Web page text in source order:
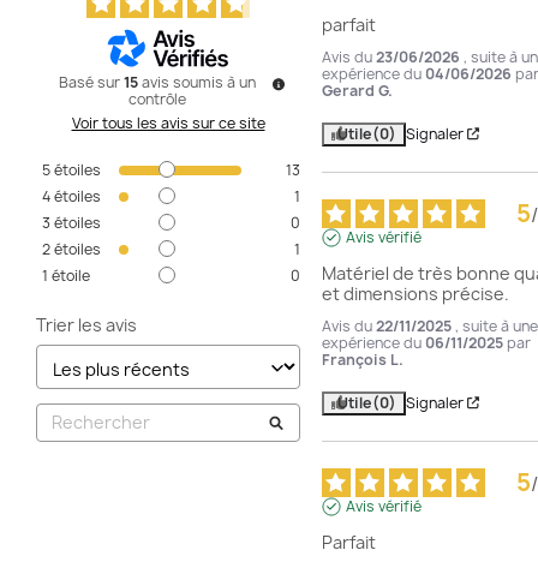
Basé sur15avis soumis à un
contrôle
Voir tous les avis sur ce site
5étoiles
13
4étoiles
1
3 étoiles
0
2étoiles
1
1 étoile 0
Trier les avis
parfait
Avis du23/06/2026 , suite à
expérience du 04/06/2026 par
Gerard G.
Utile(0) Signaler
5/
Avis vérifié
Matériel de très bonne
et dimensions précise.
Avis du22/11/2025, suite à une
expérience du 06/11/2025 par
François L.
Utile(0) Signaler
5/
Avis vérifié
Parfait